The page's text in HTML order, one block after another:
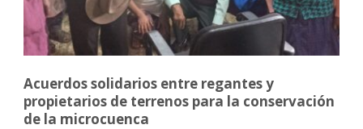
Acuerdos solidarios entre regantes y
propietarios de terrenos para la conservación
de la microcuenca